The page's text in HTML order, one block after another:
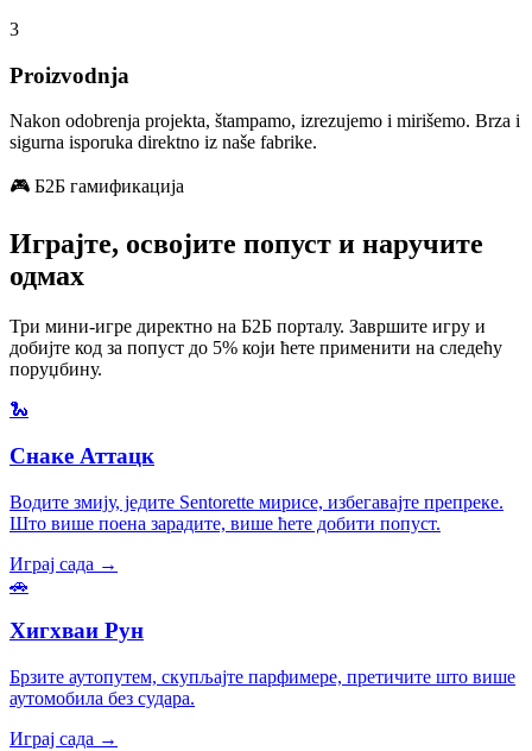
3
Proizvodnja
Nakon odobrenja projekta, štampamo, izrezujemo i mirišemo. Brza i
sigurna isporuka direktno iz naše fabrike.
🎮 Б2Б гамификација
Играјте, освојите попуст и наручите
одмах
Три мини-игре директно на Б2Б порталу. Завршите игру и
добијте код за попуст до 5% који ћете применити на следећу
поруџбину.
🐍
Снаке Аттацк
Водите змију, једите Sentorette мирисе, избегавајте препреке.
Што више поена зарадите, више ћете добити попуст.
Играј сада →
🚗
Хигхваи Рун
Брзите аутопутем, скупљајте парфимере, претичите што више
аутомобила без судара.
Играј сада →